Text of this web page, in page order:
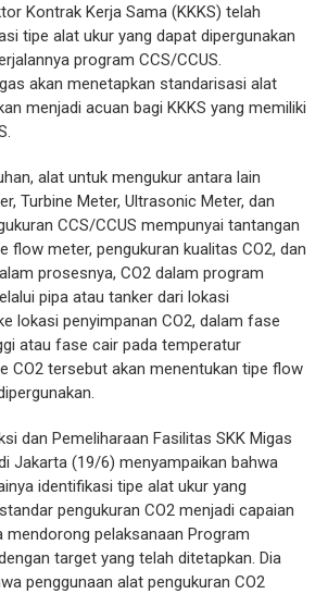
Kontrak Kerja Sama (KKKS) telah
tipe alat ukur yang dapat dipergunakan
program CCS/CCUS.
akan menetapkan standarisasi alat
menjadi acuan bagi KKKS yang memiliki
alat untuk mengukur antara lain
Turbine Meter, Ultrasonic Meter, dan
CCS/CCUS mempunyai tantangan
flow meter, pengukuran kualitas CO2, dan
prosesnya, CO2 dalam program
pipa atau tanker dari lokasi
lokasi penyimpanan CO2, dalam fase
atau fase cair pada temperatur
CO2 tersebut akan menentukan tipe flow
dan Pemeliharaan Fasilitas SKK Migas
Jakarta (19/6) menyampaikan bahwa
identifikasi tipe alat ukur yang
pengukuran CO2 menjadi capaian
pelaksanaan Program
target yang telah ditetapkan. Dia
penggunaan alat pengukuran CO2